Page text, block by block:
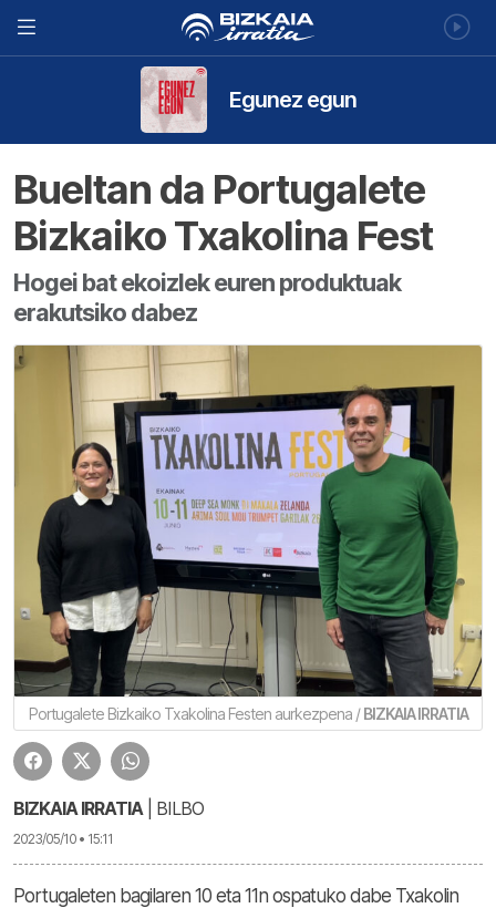
Egunez egun
Bueltan da Portugalete
Bizkaiko Txakolina Fest
Hogei bat ekoizlek euren produktuak
erakutsiko dabez
Portugalete Bizkaiko Txakolina Festen aurkezpena /BIZKAIA IRRATIA
BIZKAIA IRRATIA | BILBO
2023/05/10 • 15:11
Portugaleten bagilaren 10 eta 11n ospatuko dabe Txakolin